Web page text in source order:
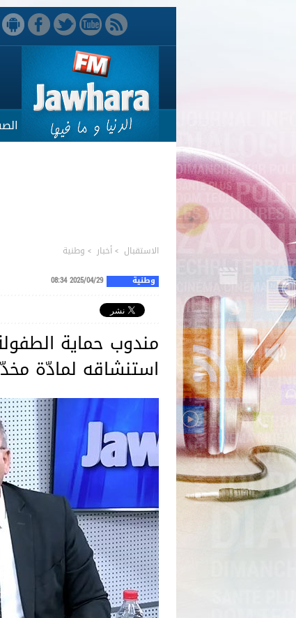
الاستقبال >أخبار > وطنية
وطنية 2025/04/29 08:34
مندوب حماية
استنشاقه لمادّة